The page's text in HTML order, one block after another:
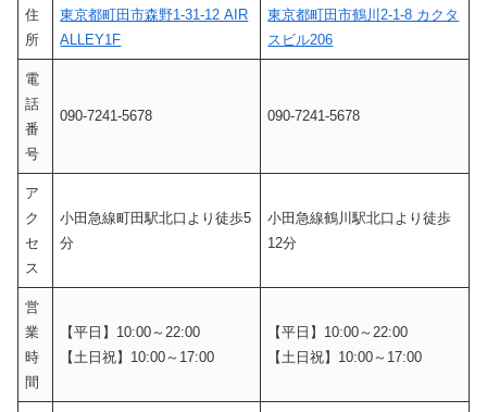
住
所
東京都町田市森野1-31-12 AIR
ALLEY1F
東京都町田市鶴川2-1-8 カクタ
スビル206
電
話
番
号
090-7241-5678 090-7241-5678
ア
ク
セ
ス
小田急線町田駅北口より徒歩5
分
小田急線鶴川駅北口より徒歩
12分
営
業
時
間
【平日】10:00～22:00
【土日祝】10:00～17:00
【平日】10:00～22:00
【土日祝】10:00～17:00